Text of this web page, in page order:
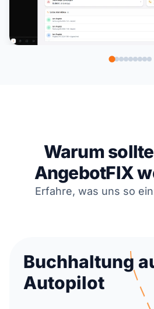
Warum
AngebotFIX
Erfahre, was uns so
Buchhaltung
Autopilot